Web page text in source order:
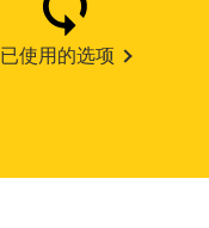
已使用的选项